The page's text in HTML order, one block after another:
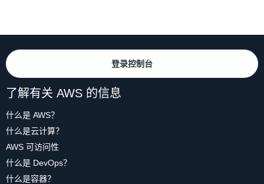
登录控制台
了解有关 AWS 的信息
什么是 AWS？
什么是云计算？
AWS 可访问性
什么是 DevOps？
什么是容器？